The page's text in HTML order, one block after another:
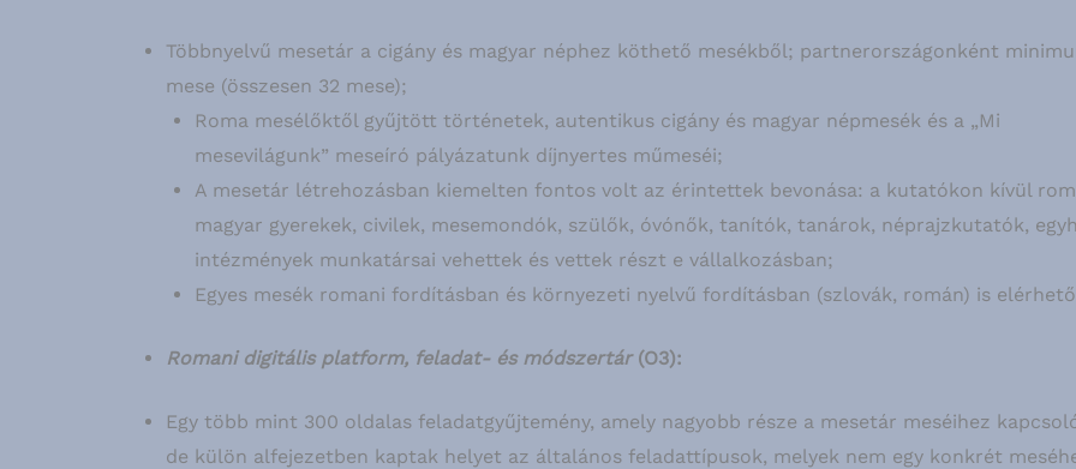
Többnyelvű mesetár a cigány és magyar néphez köthető mesékből; partnerországonként
mese (összesen 32 mese);
Roma mesélőktől gyűjtött történetek, autentikus cigány és magyar népmesék és a „Mi
mesevilágunk” meseíró pályázatunk díjnyertes műmeséi;
A mesetár létrehozásban kiemelten fontos volt az érintettek bevonása: a kutatókon kívül
magyar gyerekek, civilek, mesemondók, szülők, óvónők, tanítók, tanárok, néprajzkutatók,
intézmények munkatársai vehettek és vettek részt e vállalkozásban;
Egyes mesék romani fordításban és környezeti nyelvű fordításban (szlovák, román) is
Romani digitális platform, feladat- és módszertár (O3):
Egy több mint 300 oldalas feladatgyűjtemény, amely nagyobb része a mesetár meséihez
de külön alfejezetben kaptak helyet az általános feladattípusok, melyek nem egy konkrét